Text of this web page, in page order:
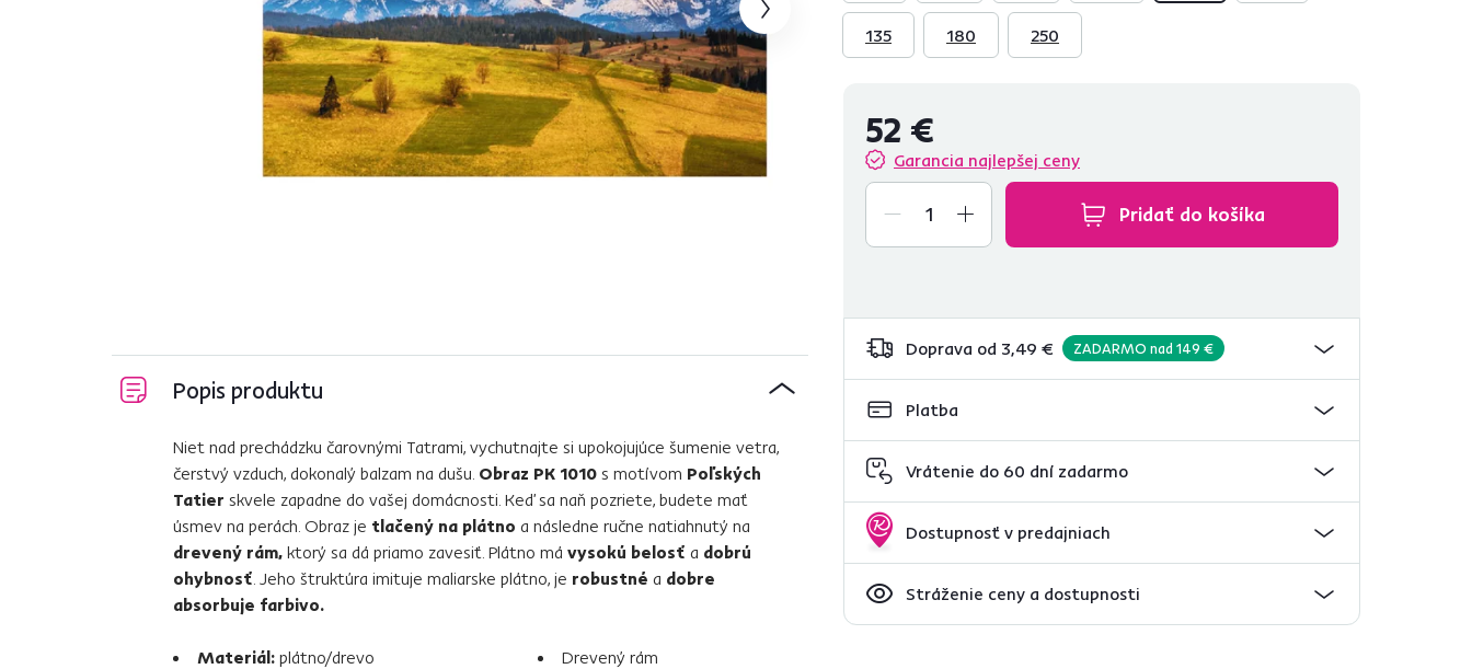
135 180 250
52 €
Garancia najlepšej ceny
Pridať do košíka
Doprava od 3,49 € ZADARMO nad 149 €
Platba
Vrátenie do 60 dní zadarmo
Dostupnosť v predajniach
Stráženie ceny a dostupnosti
Popis produktu
Niet nad prechádzku čarovnými Tatrami, vychutnajte si upokojujúce šumenie vetra,
čerstvý vzduch, dokonalý balzam na dušu. Obraz PK 1010 s motívom Poľských
Tatier skvele zapadne do vašej domácnosti. Keď sa naň pozriete, budete mať
úsmev na perách. Obraz je tlačený na plátno a následne ručne natiahnutý na
drevený rám, ktorý sa dá priamo zavesiť. Plátno má vysokú belosť a dobrú
ohybnosť . Jeho štruktúra imituje maliarske plátno, je robustné a dobre
absorbuje farbivo.
Materiál: plátno/drevo
Drevený rám